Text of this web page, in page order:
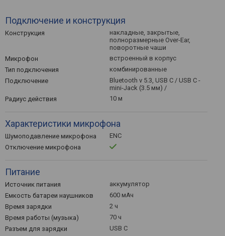
Подключение и конструкция
Конструкция
накладные, закрытые,
полноразмерные Over-Ear,
поворотные чаши
Микрофон
встроенный в корпус
Тип подключения
комбинированные
Подключение
Bluetooth v 5.3, USB C / USB C -
mini-Jack (3.5 мм) /
Радиус действия
10 м
Характеристики микрофона
Шумоподавление микрофона
ENC
Отключение микрофона
Питание
Источник питания
аккумулятор
Емкость батареи наушников
600 мАч
Время зарядки
2 ч
Время работы (музыка)
70 ч
Разъем для зарядки
USB C